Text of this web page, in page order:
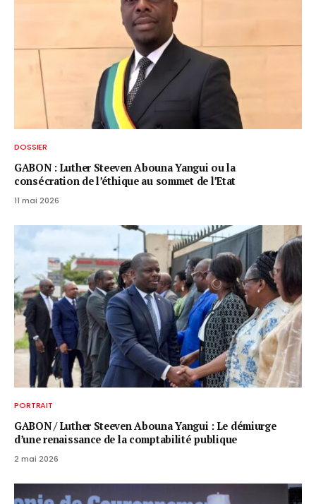
DOSSIER
GABON : Luther Steeven Abouna Yangui ou la
consécration de l’éthique au sommet de l’Etat
11 mai 2026
PORTRAIT
GABON / ​Luther Steeven Abouna Yangui : Le démiurge
d’une renaissance de la comptabilité publique
2 mai 2026